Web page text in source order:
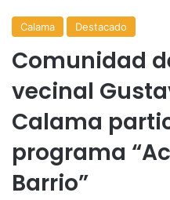
Calama Destacado
Comunidad
vecinal
Calama
programa
Barrio”